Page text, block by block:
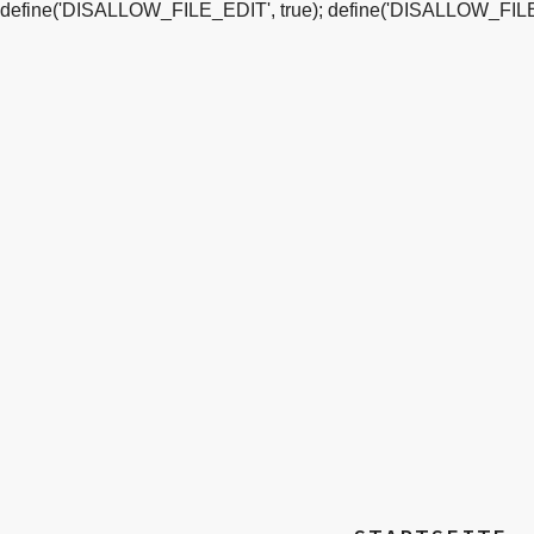
define('DISALLOW_FILE_EDIT', true);